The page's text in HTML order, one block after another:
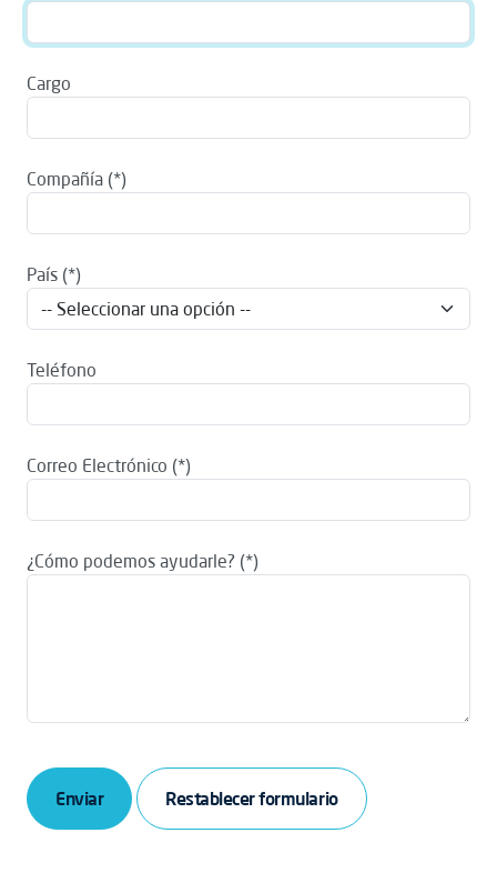
Cargo
Compañía
País
Teléfono
Correo Electrónico
¿Cómo podemos ayudarle?
Enviar